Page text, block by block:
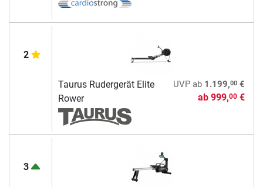
2
Taurus Rudergerät Elite
Rower
UVPab 1.199,00€
ab 999,00€
3